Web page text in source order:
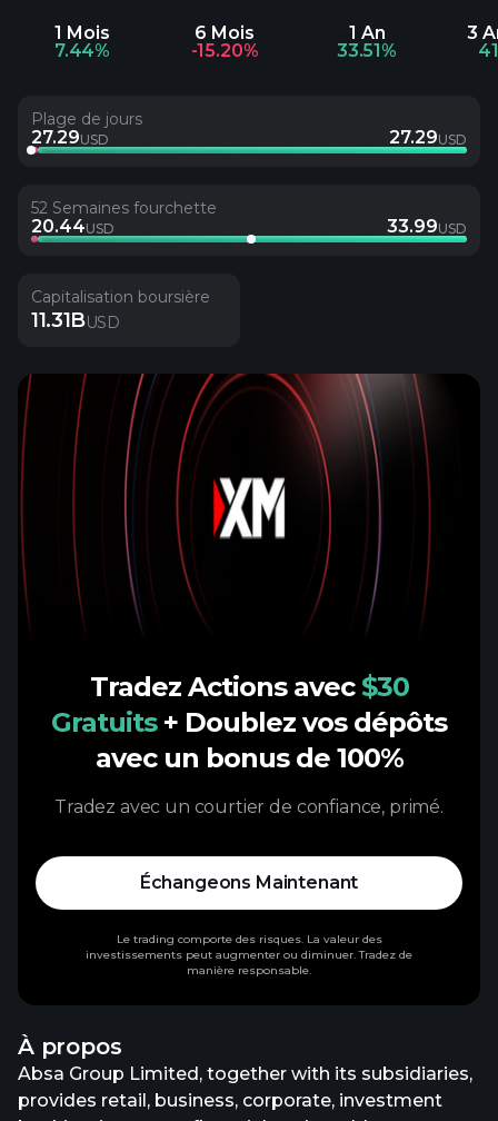
1 Mois
7.44%
6 Mois
-15.20%
1 An
33.51%
3
Plage de jours
27.29USD 27.29USD
52 Semaines fourchette
20.44USD 33.99USD
Capitalisation boursière
11.31BUSD
À propos
Absa Group Limited, together with its subsidiaries,
provides retail, business, corporate, investment
Tradez Actions avec $30
Gratuits + Doublez vos dépôts
avec un bonus de 100%
Tradez avec un courtier de confiance, primé.
Échangeons Maintenant
Le trading comporte des risques. La valeur des
investissements peut augmenter ou diminuer. Tradez de
manière responsable.